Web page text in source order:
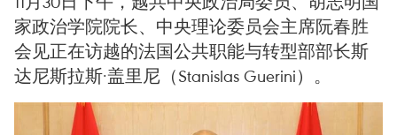
家政治学院院长、中央理论委员会主席阮春胜
会见正在访越的法国公共职能与转型部部长斯
达尼斯拉斯·盖里尼（Stanislas Guerini）。